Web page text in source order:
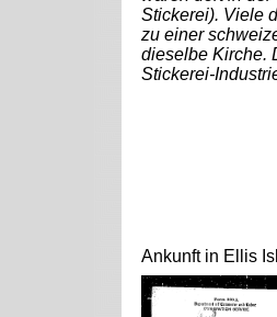
Stickerei). Viele
zu einer
dieselbe Kirche.
Stickerei-
Ankunft in Ellis